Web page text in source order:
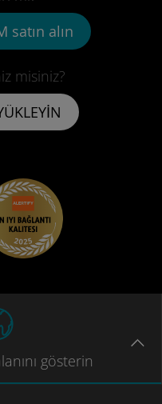
misiniz?
satın alın
gösterin